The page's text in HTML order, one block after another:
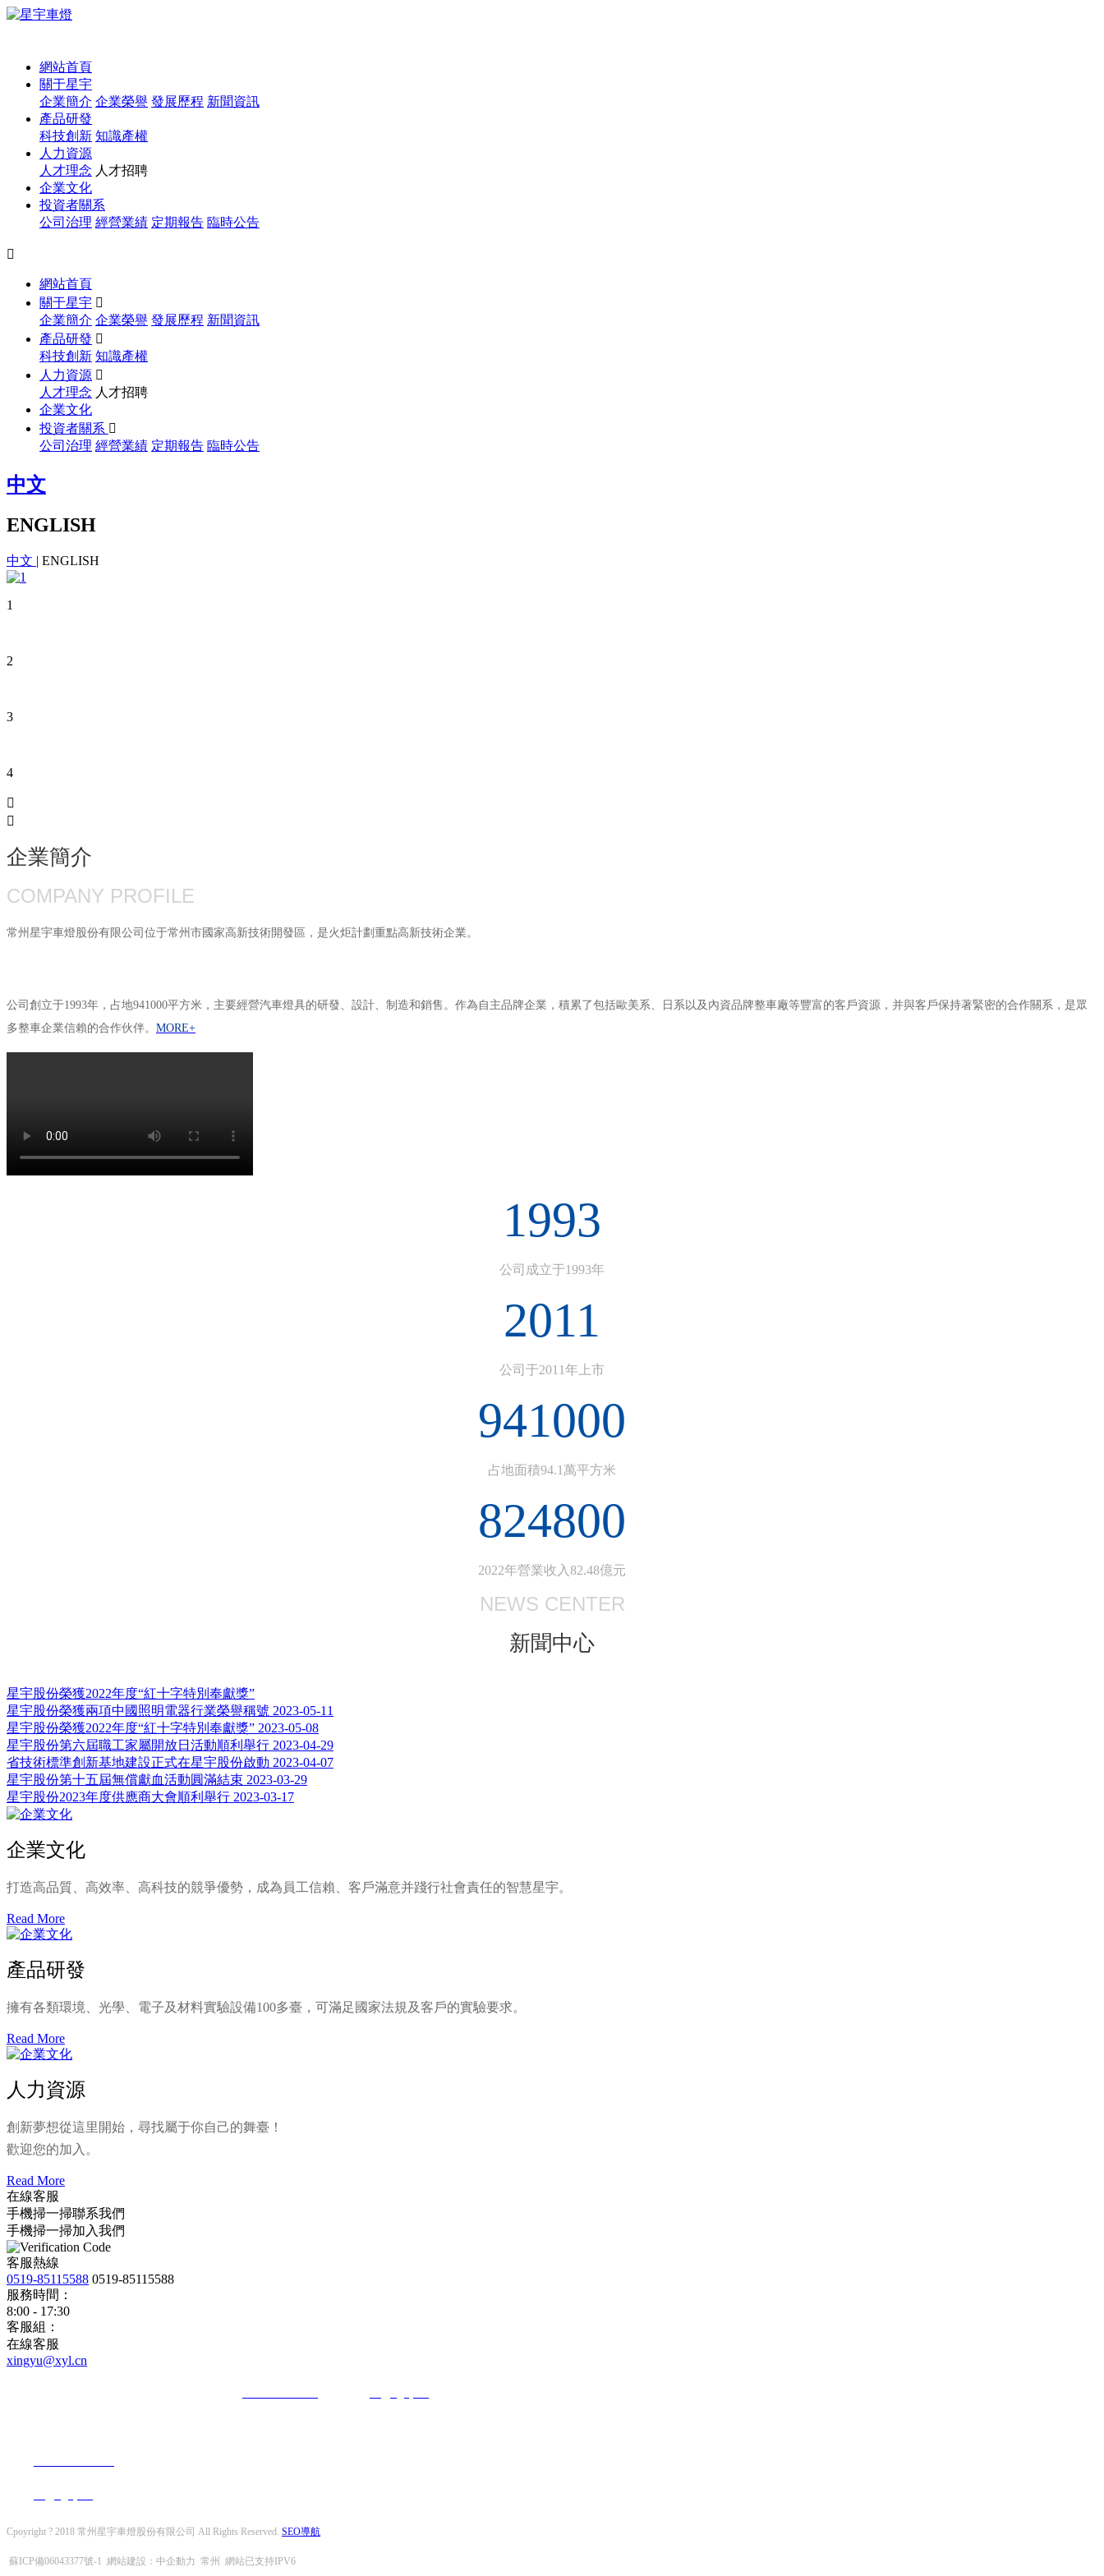
網站首頁
關于星宇
企業簡介 企業榮譽 發展歷程 新聞資訊
產品研發
科技創新 知識產權
人力資源
人才理念 人才招聘
企業文化
投資者關系
公司治理 經營業績 定期報告 臨時公告

網站首頁
關于星宇 
企業簡介 企業榮譽 發展歷程 新聞資訊
產品研發 
科技創新 知識產權
人力資源 
人才理念 人才招聘
企業文化
投資者關系 
公司治理 經營業績 定期報告 臨時公告
中文
ENGLISH
中文 | ENGLISH
1
2
3
4


企業簡介
COMPANY PROFILE
常州星宇車燈股份有限公司位于常州市國家高新技術開發區，是火炬計劃重點高新技術企業。
公司創立于1993年，占地941000平方米，主要經營汽車燈具的研發、設計、制造和銷售。作為自主品牌企業，積累了包括歐美系、日系以及內資品牌整車廠等豐富的客戶資源，并與客戶保持著緊密的合作關系，是眾
多整車企業信賴的合作伙伴。 MORE+
1993
公司成立于1993年
2011
公司于2011年上市
941000
占地面積94.1萬平方米
824800
2022年營業收入82.48億元
NEWS CENTER
新聞中心
星宇股份榮獲2022年度“紅十字特別奉獻獎”
星宇股份榮獲兩項中國照明電器行業榮譽稱號 2023-05-11
星宇股份榮獲2022年度“紅十字特別奉獻獎” 2023-05-08
星宇股份第六屆職工家屬開放日活動順利舉行 2023-04-29
省技術標準創新基地建設正式在星宇股份啟動 2023-04-07
星宇股份第十五屆無償獻血活動圓滿結束 2023-03-29
星宇股份2023年度供應商大會順利舉行 2023-03-17
企業文化
打造高品質、高效率、高科技的競爭優勢，成為員工信賴、客戶滿意并踐行社會責任的智慧星宇。
Read More
產品研發
擁有各類環境、光學、電子及材料實驗設備100多臺，可滿足國家法規及客戶的實驗要求。
Read More
人力資源
創新夢想從這里開始，尋找屬于你自己的舞臺！
歡迎您的加入。
Read More
在線客服
手機掃一掃聯系我們
手機掃一掃加入我們
客服熱線
0519-85115588 0519-85115588
服務時間：
8:00 - 17:30
客服組：
在線客服
xingyu@xyl.cn
Cpoyright ? 2018 常州星宇車燈股份有限公司 All Rights Reserved. SEO導航
蘇ICP備06043377號-1 網站建設： 中企動力 常州 網站已支持IPV6